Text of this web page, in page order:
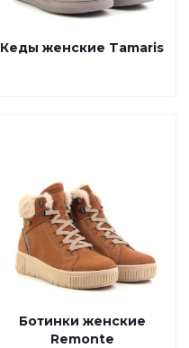
Кеды женские Tamaris
Ботинки женские
Remonte